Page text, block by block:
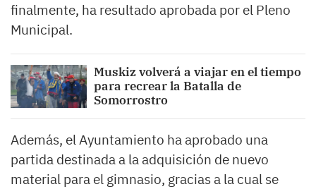
finalmente, ha resultado aprobada por el Pleno
Municipal.
Muskiz volverá a viajar en el tiempo
para recrear la Batalla de
Somorrostro
Además, el Ayuntamiento ha aprobado una
partida destinada a la adquisición de nuevo
material para el gimnasio, gracias a la cual se